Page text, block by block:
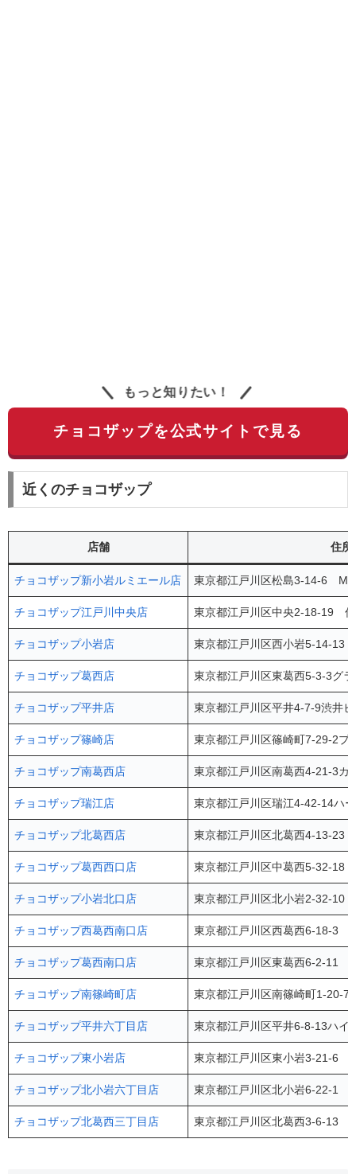
もっと知りたい！
チョコザップを公式サイトで見る
近くのチョコザップ
店舗 住所
チョコザップ新小岩ルミエール店 東京都江戸川区松島3-14-6
チョコザップ江戸川中央店 東京都江戸川区中央2-18-19
チョコザップ小岩店 東京都江戸川区西小岩5-14-
チョコザップ葛西店 東京都江戸川区東葛西5-3-3グ
チョコザップ平井店 東京都江戸川区平井4-7-9渋井
チョコザップ篠崎店 東京都江戸川区篠崎町7-29-2
チョコザップ南葛西店 東京都江戸川区南葛西4-21-3
チョコザップ瑞江店 東京都江戸川区瑞江4-42-14ハ
チョコザップ北葛西店 東京都江戸川区北葛西4-13-
チョコザップ葛西西口店 東京都江戸川区中葛西5-32-
チョコザップ小岩北口店 東京都江戸川区北小岩2-32-
チョコザップ西葛西南口店 東京都江戸川区西葛西6-18-3
チョコザップ葛西南口店 東京都江戸川区東葛西6-2-11
チョコザップ南篠崎町店 東京都江戸川区南篠崎町1-
チョコザップ平井六丁目店 東京都江戸川区平井6-8-13ハ
チョコザップ東小岩店 東京都江戸川区東小岩3-21-6
チョコザップ北小岩六丁目店 東京都江戸川区北小岩6-22-1
チョコザップ北葛西三丁目店 東京都江戸川区北葛西3-6-13